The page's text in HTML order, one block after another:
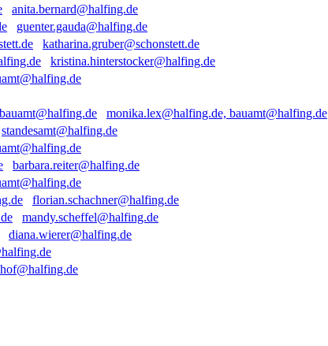
anita.bernard@halfing.de
guenter.gauda@halfing.de
katharina.gruber@schonstett.de
kristina.hinterstocker@halfing.de
monika.lex@halfing.de, bauamt@halfing.de
standesamt@halfing.de
barbara.reiter@halfing.de
florian.schachner@halfing.de
mandy.scheffel@halfing.de
diana.wierer@halfing.de